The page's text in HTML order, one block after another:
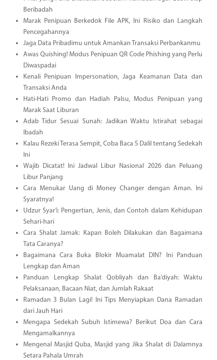
Beribadah
Marak Penipuan Berkedok File APK, Ini Risiko dan Langkah
Pencegahannya
Jaga Data Pribadimu untuk Amankan Transaksi Perbankanmu
Awas Quishing! Modus Penipuan QR Code Phishing yang Perlu
Diwaspadai
Kenali Penipuan Impersonation, Jaga Keamanan Data dan
Transaksi Anda
Hati-Hati Promo dan Hadiah Palsu, Modus Penipuan yang
Marak Saat Liburan
Adab Tidur Sesuai Sunah: Jadikan Waktu Istirahat sebagai
Ibadah
Kalau Rezeki Terasa Sempit, Coba Baca 5 Dalil tentang Sedekah
Ini
Wajib Dicatat! Ini Jadwal Libur Nasional 2026 dan Peluang
Libur Panjang
Cara Menukar Uang di Money Changer dengan Aman. Ini
Syaratnya!
Udzur Syar’i: Pengertian, Jenis, dan Contoh dalam Kehidupan
Sehari-hari
Cara Shalat Jamak: Kapan Boleh Dilakukan dan Bagaimana
Tata Caranya?
Bagaimana Cara Buka Blokir Muamalat DIN? Ini Panduan
Lengkap dan Aman
Panduan Lengkap Shalat Qobliyah dan Ba’diyah: Waktu
Pelaksanaan, Bacaan Niat, dan Jumlah Rakaat
Ramadan 3 Bulan Lagi! Ini Tips Menyiapkan Dana Ramadan
dari Jauh Hari
Mengapa Sedekah Subuh Istimewa? Berikut Doa dan Cara
Mengamalkannya
Mengenal Masjid Quba, Masjid yang Jika Shalat di Dalamnya
Setara Pahala Umrah